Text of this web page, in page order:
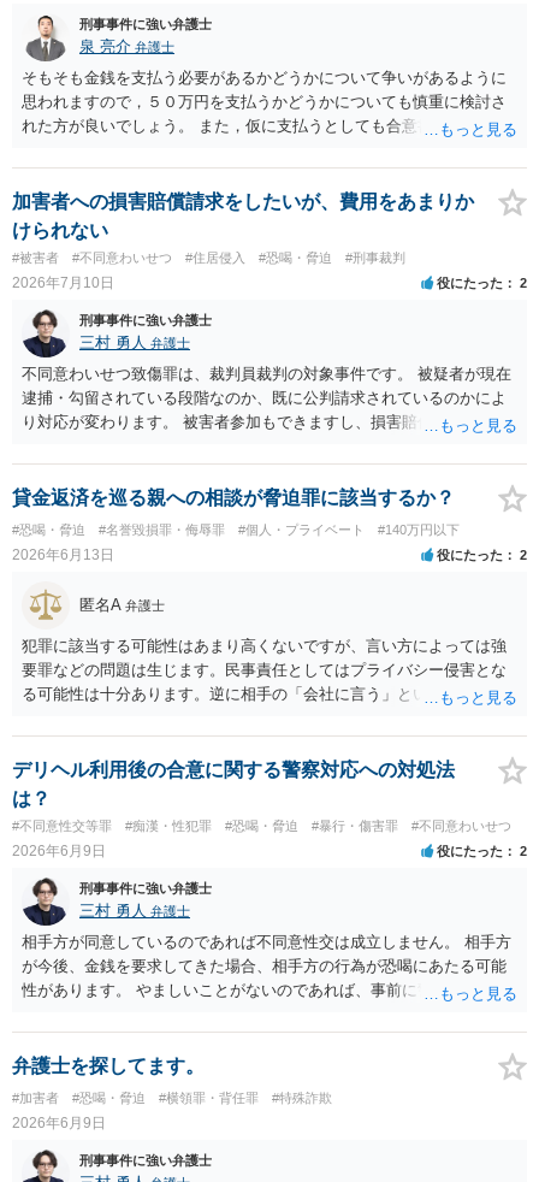
刑事事件に強い弁護士
泉 亮介 弁護士
そもそも金銭を支払う必要があるかどうかについて争いがあるように
思われますので，５０万円を支払うかどうかについても慎重に検討さ
れた方が良いでしょう。 また，仮に支払うとしても合意書を交わし，
面を作成したうえで支払いをする必要があるでしょう。 一度弁護士に
相談をされた方が良いかと思われます。
加害者への損害賠償請求をしたいが、費用をあまりか
けられない
#被害者 #不同意わいせつ #住居侵入 #恐喝・脅迫 #刑事裁判
2026年7月10日 役にたった 2
刑事事件に強い弁護士
三村 勇人 弁護士
不同意わいせつ致傷罪は、裁判員裁判の対象事件です。 被疑者が現在
逮捕・勾留されている段階なのか、既に公判請求されているのかによ
り対応が変わります。 被害者参加もできますし、損害賠償命令制度も
第三者を保証人とする内容で債務名義を取得できるの、まずは刑事和
解を検討します。 弁護士に依頼せず、ご自身で手続きを進めることは
できますが、経験上うまくいった例をみたことがありません。 弁護士
へご相談されることをお勧めはいたします。 ※余談ですが、被害者通
知を依頼すると現在の検察庁での捜査進行や公判期日を知ることがで
きますので、送致後であれば検察庁に電話してみてください。
貸金返済を巡る親への相談が脅迫罪に該当するか？
#恐喝・脅迫 #名誉毀損罪・侮辱罪 #個人・プライベート #140万円以下
2026年6月13日 役にたった 2
匿名A 弁護士
犯罪に該当する可能性はあまり高くないですが、言い方によっては強
要罪などの問題は生じます。民事責任としてはプライバシー侵害とな
る可能性は十分あります。逆に相手の「会社に言う」という発言は脅
（双方の主張ともに取り合わない）でしょう。 返済がなされないので
あれば訴訟や支払督促など法的措置を取るべきというのが法律相談と
しての模範解答となります。「親に言う」という行為が犯罪に該当し
ないとしても、本件のように余計なトラブルを招き、相手が反発して
任意の返済が期待できなくなり、事情によっては不法行為を主張され
て事実上相殺（減額）となってしまうリスクもあり、何の得にもなり
ません。
デリヘル利用後の合意に関する警察対応への対処法
は？
#不同意性交等罪 #痴漢・性犯罪 #恐喝・脅迫 #暴行・傷害罪 #不同意わいせつ
2026年6月9日 役にたった 2
刑事事件に強い弁護士
三村 勇人 弁護士
相手方が同意しているのであれば不同意性交は成立しません。 相手方
が今後、金銭を要求してきた場合、相手方の行為が恐喝にあたる可能
性があります。 やましいことがないのであれば、事前に警察に相談す
弁護士を探してます。
#加害者 #恐喝・脅迫 #横領罪・背任罪 #特殊詐欺
2026年6月9日
刑事事件に強い弁護士